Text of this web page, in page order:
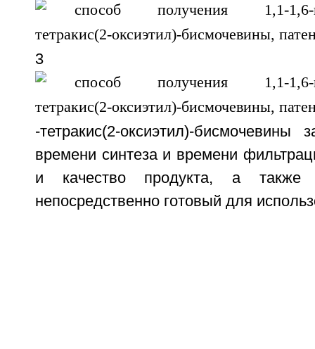
3
-тетракис(2-оксиэтил)-
времени синтеза и времени
и качество продукта, а также
непосредственно готовый для